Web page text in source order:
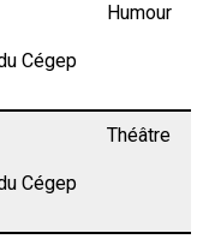
Cégep
Humour
Cégep
Théâtre